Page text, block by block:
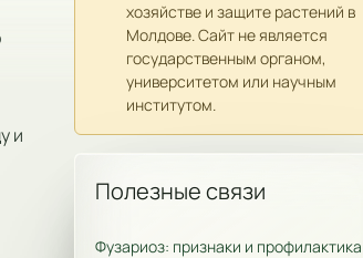
и
хозяйстве и защите растений в
Молдове. Сайт не является
государственным органом,
университетом или научным
институтом.
Полезные связи
Фузариоз: признаки и профилактика